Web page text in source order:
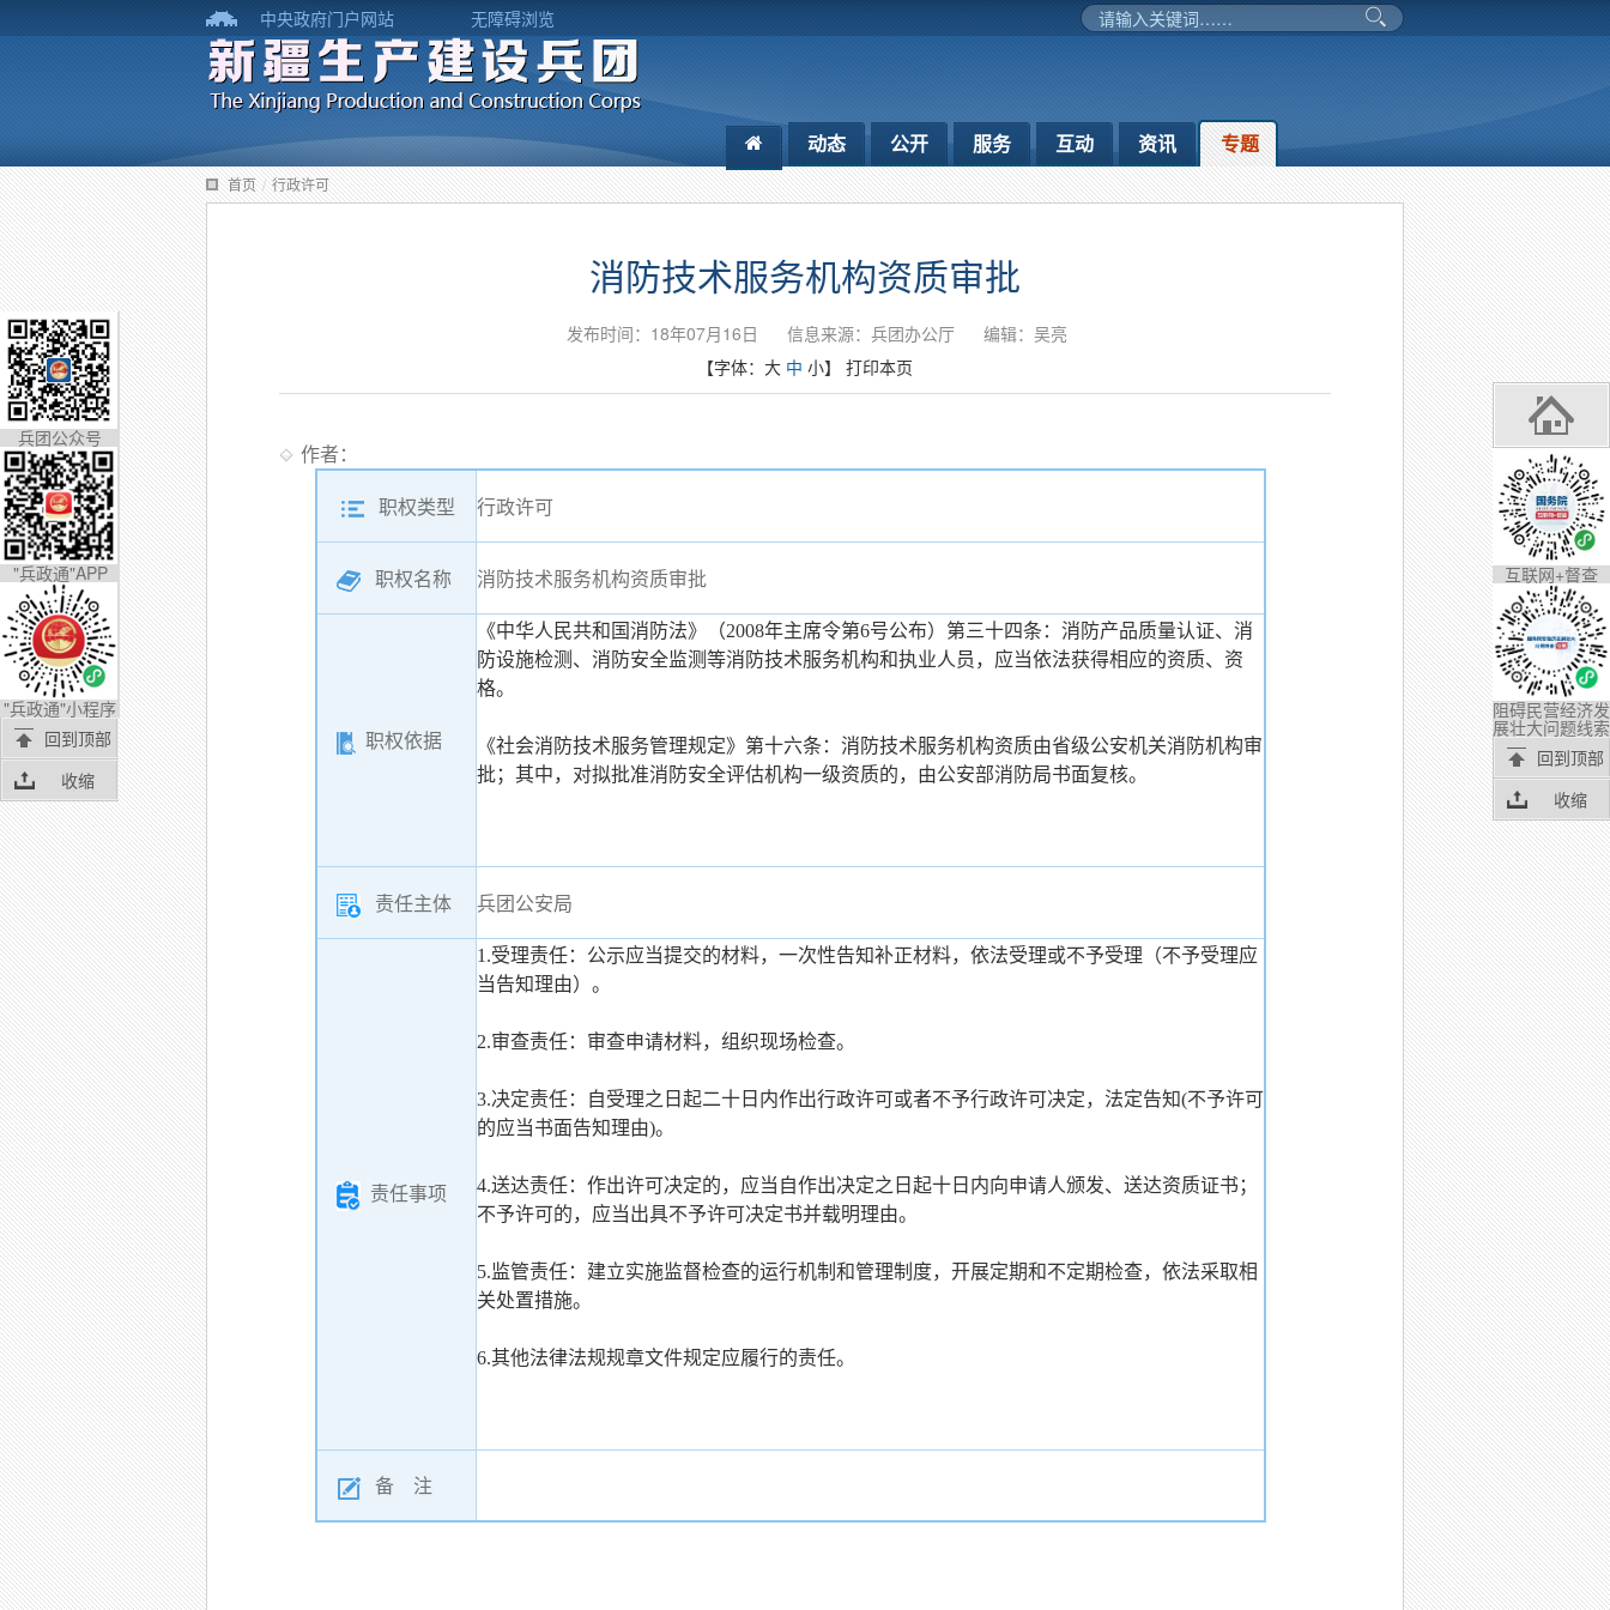
中央政府门户网站 无障碍浏览
动态 公开 服务 互动 资讯 专题
首页 / 行政许可
消防技术服务机构资质审批
发布时间：18年07月16日 信息来源：兵团办公厅
编辑：吴亮
【字体： 大 中 小】 打印本页
作者：
职权类型 行政许可
职权名称 消防技术服务机构资质审批
职权依据
《中华人民共和国消防法》（2008年主席令第6号公布）第三十四条：消防产品质量认证、消
防设施检测、消防安全监测等消防技术服务机构和执业人员，应当依法获得相应的资质、资
格。
《社会消防技术服务管理规定》第十六条：消防技术服务机构资质由省级公安机关消防机构审
批；其中，对拟批准消防安全评估机构一级资质的，由公安部消防局书面复核。
责任主体 兵团公安局
责任事项
1.受理责任：公示应当提交的材料，一次性告知补正材料，依法受理或不予受理（不予受理应
当告知理由）。
2.审查责任：审查申请材料，组织现场检查。
3.决定责任：自受理之日起二十日内作出行政许可或者不予行政许可决定，法定告知(不予许可
的应当书面告知理由)。
4.送达责任：作出许可决定的，应当自作出决定之日起十日内向申请人颁发、送达资质证书；
不予许可的，应当出具不予许可决定书并载明理由。
5.监管责任：建立实施监督检查的运行机制和管理制度，开展定期和不定期检查，依法采取相
关处置措施。
6.其他法律法规规章文件规定应履行的责任。
备 注
互联网+督查
阻碍民营经济发
展壮大问题线索
回到顶部
收缩
兵团公众号
"兵政通"APP
"兵政通"小程序
回到顶部
收缩